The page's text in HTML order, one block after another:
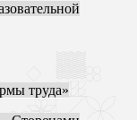
труда»